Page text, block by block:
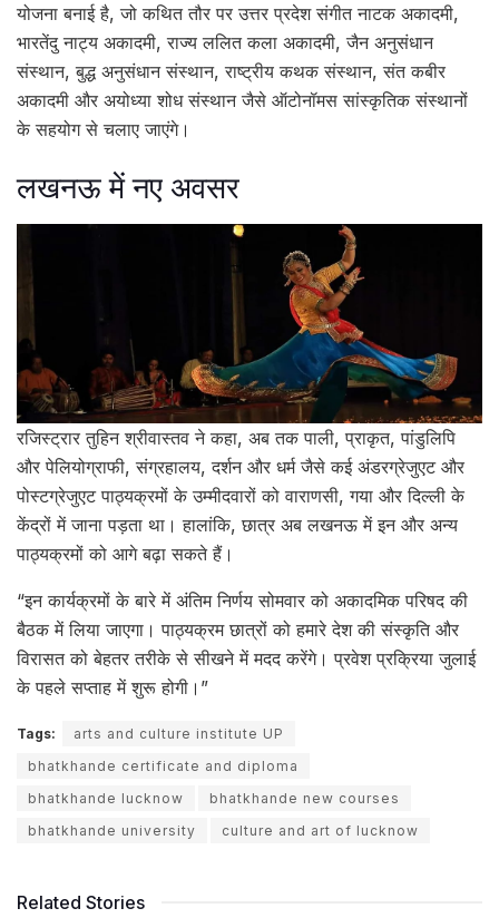
योजना बनाई है, जो कथित तौर पर उत्तर प्रदेश संगीत नाटक अकादमी,
भारतेंदु नाट्य अकादमी, राज्य ललित कला अकादमी, जैन अनुसंधान
संस्थान, बुद्ध अनुसंधान संस्थान, राष्ट्रीय कथक संस्थान, संत कबीर
अकादमी और अयोध्या शोध संस्थान जैसे ऑटोनॉमस सांस्कृतिक संस्थानों
के सहयोग से चलाए जाएंगे।
लखनऊ में नए अवसर
रजिस्ट्रार तुहिन श्रीवास्तव ने कहा, अब तक पाली, प्राकृत, पांडुलिपि
और पेलियोग्राफी, संग्रहालय, दर्शन और धर्म जैसे कई अंडरग्रेजुएट और
पोस्टग्रेजुएट पाठ्यक्रमों के उम्मीदवारों को वाराणसी, गया और दिल्ली के
केंद्रों में जाना पड़ता था। हालांकि, छात्र अब लखनऊ में इन और अन्य
पाठ्यक्रमों को आगे बढ़ा सकते हैं।
“इन कार्यक्रमों के बारे में अंतिम निर्णय सोमवार को अकादमिक परिषद की
बैठक में लिया जाएगा। पाठ्यक्रम छात्रों को हमारे देश की संस्कृति और
विरासत को बेहतर तरीके से सीखने में मदद करेंगे। प्रवेश प्रक्रिया जुलाई
के पहले सप्ताह में शुरू होगी।”
Tags:
arts and culture institute UP
bhatkhande certificate and diploma
bhatkhande lucknow
bhatkhande new courses
bhatkhande university
culture and art of lucknow
Related Stories